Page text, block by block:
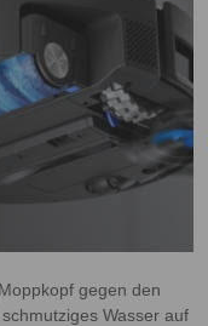
gegen den
Wasser auf